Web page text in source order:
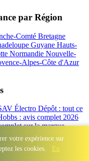
votre expérience sur
les cookies.
En
par Région
Comté Bretagne
Guyane Hauts-
Normandie Nouvelle-
Alpes-Côte d'Azur
Électro Dépôt : tout ce
: avis complet 2026
sur la marque
test complet de la
- Marques Contact